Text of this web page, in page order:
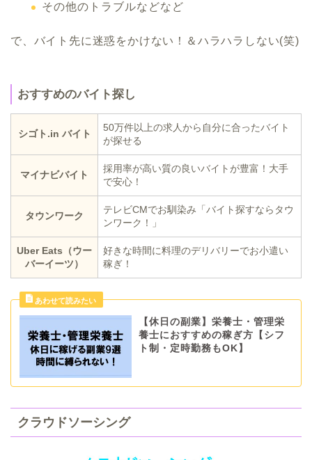
その他のトラブルなどなど
で、バイト先に迷惑をかけない！＆ハラハラしない(笑)
おすすめのバイト探し
シゴト.in バイト
50万件以上の求人から自分に合ったバイト
が探せる
マイナビバイト
採用率が高い質の良いバイトが豊富！大手
で安心！
タウンワーク
テレビCMでお馴染み「バイト探すならタウ
ンワーク！」
Uber Eats（ウー
バーイーツ）
好きな時間に料理のデリバリーでお小遣い
稼ぎ！
【休日の副業】栄養士・管理栄
養士におすすめの稼ぎ方【シフ
ト制・定時勤務もOK】
クラウドソーシング